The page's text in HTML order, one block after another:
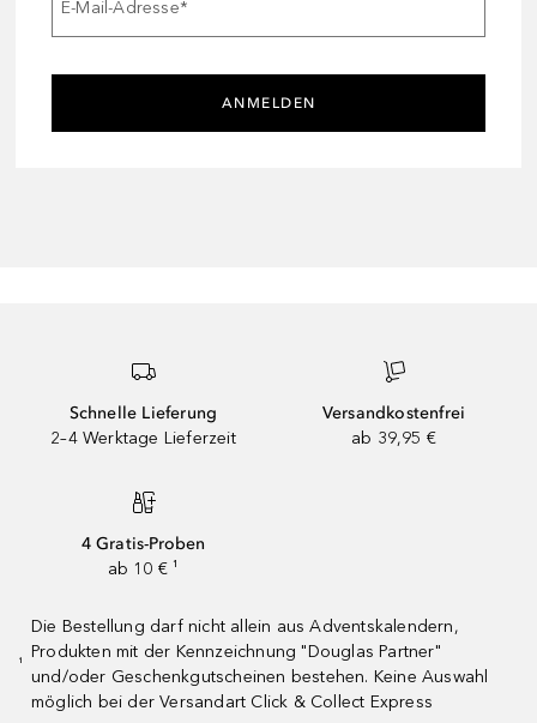
E-Mail-Adresse*
ANMELDEN
Schnelle Lieferung
2–4 Werktage Lieferzeit
Versandkostenfrei
ab 39,95 €
4 Gratis-Proben
ab 10 € ¹
¹
Die Bestellung darf nicht allein aus Adventskalendern,
Produkten mit der Kennzeichnung "Douglas Partner"
und/oder Geschenkgutscheinen bestehen. Keine Auswahl
möglich bei der Versandart Click & Collect Express